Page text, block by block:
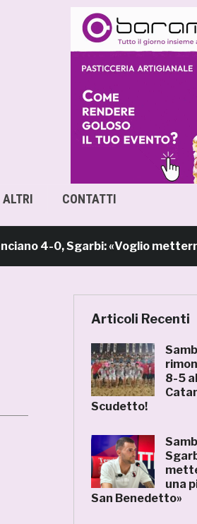
ALTRI CONTATTI
0, Sgarbi: «Voglio mettermi in
Articoli Recenti
8-5
Scudetto!
una
San Benedetto»